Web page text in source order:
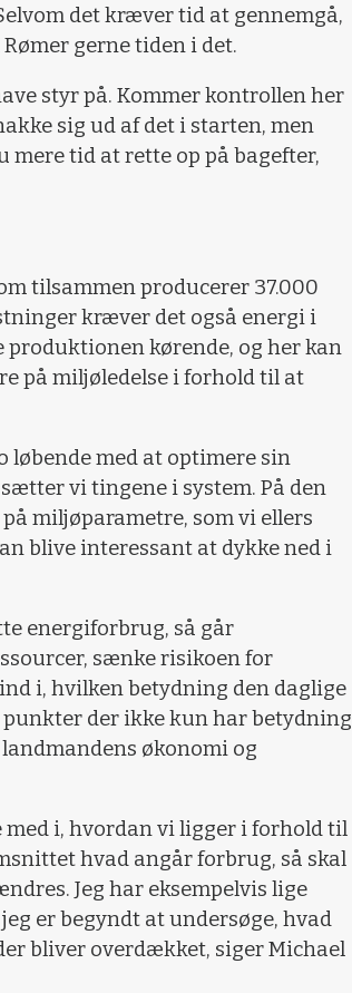
det kræver tid at gennemgå,
gerne tiden i det.
styr på. Kommer kontrollen her
sig ud af det i starten, men
tid at rette op på bagefter,
tilsammen producerer 37.000
kræver det også energi i
produktionen kørende, og her kan
på miljøledelse i forhold til at
løbende med at optimere sin
vi tingene i system. På den
miljøparametre, som vi ellers
blive interessant at dykke ned i
energiforbrug, så går
sænke risikoen for
i, hvilken betydning den daglige
der ikke kun har betydning
økonomi og
i, hvordan vi ligger i forhold til
hvad angår forbrug, så skal
Jeg har eksempelvis lige
er begyndt at undersøge, hvad
bliver overdækket, siger Michael